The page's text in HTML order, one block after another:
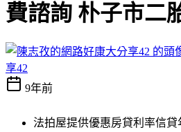
費諮詢 朴子市二
享42
9年前
法拍屋提供優惠房貸利率信貸